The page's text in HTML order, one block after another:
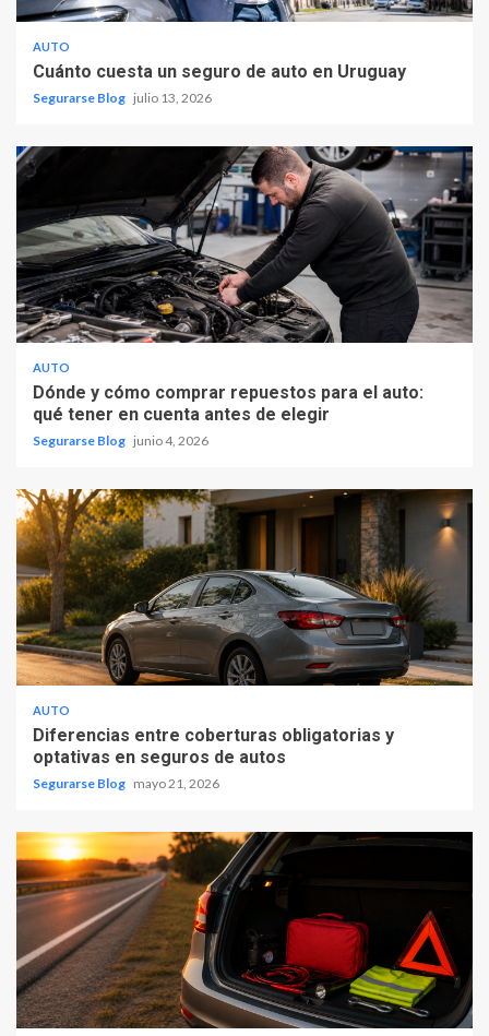
AUTO
Cuánto cuesta un seguro de auto en Uruguay
Segurarse Blog julio 13, 2026
AUTO
Dónde y cómo comprar repuestos para el auto:
qué tener en cuenta antes de elegir
Segurarse Blog junio 4, 2026
AUTO
Diferencias entre coberturas obligatorias y
optativas en seguros de autos
Segurarse Blog mayo 21, 2026